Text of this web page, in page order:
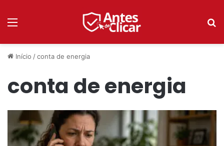
Início /conta de energia
conta de energia